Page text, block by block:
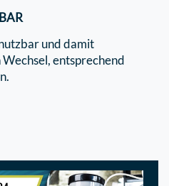
und damit
entsprechend